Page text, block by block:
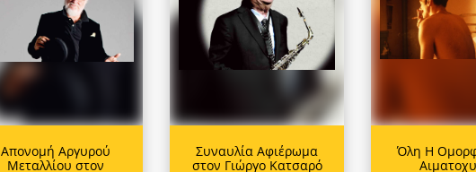
Απονομή Αργυρού
Μεταλλίου στον
Συναυλία Αφιέρωμα
στον Γιώργο Κατσαρό
Όλη Η